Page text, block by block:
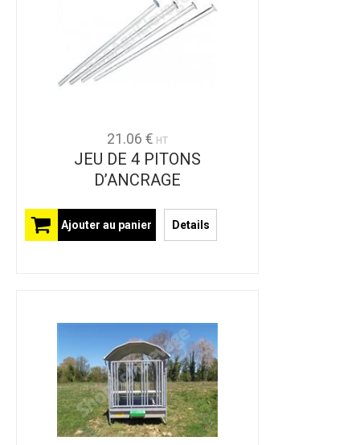
21.06 € HT
JEU DE 4 PITONS
D’ANCRAGE
Ajouter au panier Details